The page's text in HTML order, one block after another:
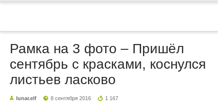
Рамка на 3 фото – Пришёл
сентябрь с красками, коснулся
листьев ласково
lunar.elf 8 сентября 2016 1 167